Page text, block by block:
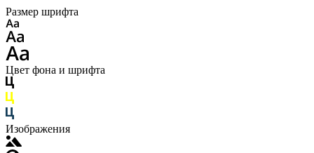
Размер шрифта
Цвет фона и шрифта
Изображения